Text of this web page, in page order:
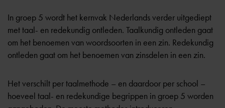
In groep 5 wordt het kernvak Nederlands verder uitgediept
met taal- en redekundig ontleden. Taalkundig ontleden gaat
om het benoemen van woordsoorten in een zin. Redekundig
ontleden gaat om het benoemen van zinsdelen in een zin.
Het verschilt per taalmethode – en daardoor per school –
hoeveel taal- en redekundige begrippen in groep 5 worden